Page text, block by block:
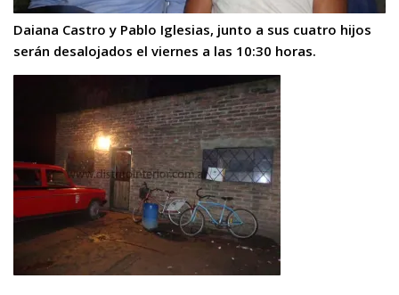
Daiana Castro y Pablo Iglesias, junto a sus cuatro hijos
serán desalojados el viernes a las 10:30 horas.